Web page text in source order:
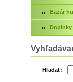
Bazár
Doplnky
Hľadať: